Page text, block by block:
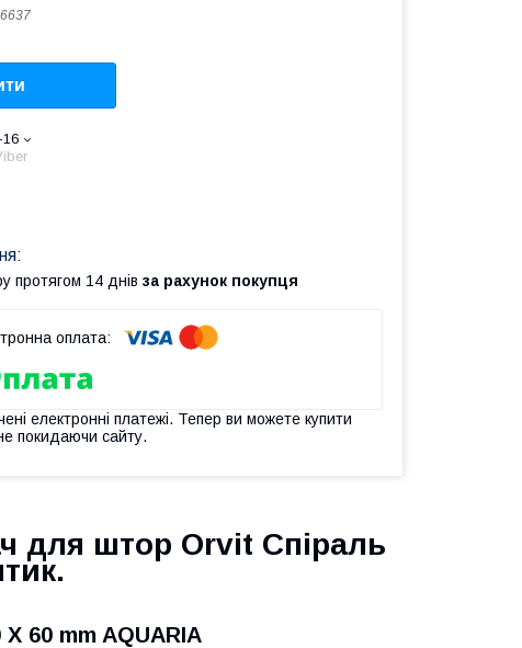
6637
16
протягом 14 днів за рахунок покупця
електронні платежі. Тепер ви можете купити
покидаючи сайту.
для штор Orvit Спіраль
60 mm AQUARIA